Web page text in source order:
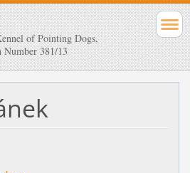
of Pointing Dogs,
Number 381/13